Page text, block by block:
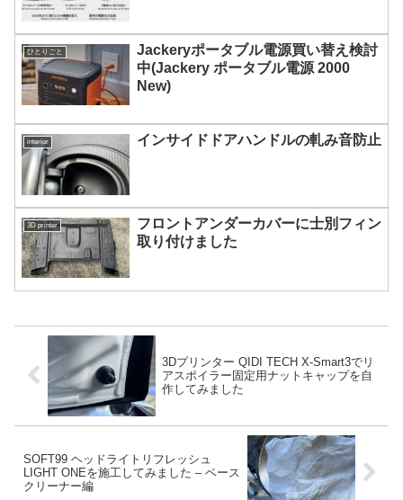
ひとりごと
Jackeryポータブル電源買い替え検討
中(Jackery ポータブル電源 2000
New)
interior インサイドドアハンドルの軋み音防止
3D printer
フロントアンダーカバーに士別フィン
取り付けました
3Dプリンター QIDI TECH X-Smart3でリ
アスポイラー固定用ナットキャップを自
作してみました
SOFT99 ヘッドライトリフレッシュ
LIGHT ONEを施工してみました – ベース
クリーナー編